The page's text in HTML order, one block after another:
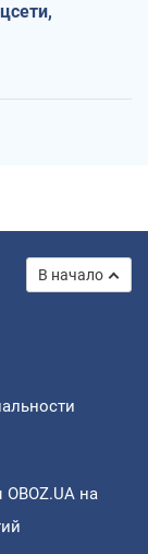
В начало
на